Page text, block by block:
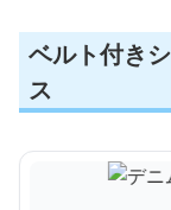
ベルト付き
ス